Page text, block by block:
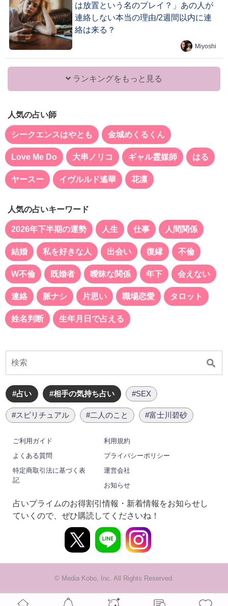
は放置という名のプレイ？」あの人が
連絡しない本当の理由/2週間以内に連
絡は来る？
Miyoshi
ランキングをもっと見る
人気の占い師
シークエンスはやとも 金城めくるくん
Love Me Do 大串ノリコ ギャル霊媒師 はる
ヤースー イヴルルド遙華 花凛
人気の占いキーワード
2026年下半期の運勢 人生 仕事 人間関係
結婚 私を好きな人 出会い 復縁 不倫
W不倫 既婚者 曖昧な関係 年下 会えない
連絡 脈ナシ 片思い 職場恋愛 タロット
姓名判断 生年月日で占える
#占い #相手の気持ち占い #SEX
#スピリチュアル #二人のこと #富士川碧砂
ご利用ガイド
利用規約
よくある質問
プライバシーポリシー
特定商取引法に基づく表
記
運営会社
お知らせ
占いプライムのお得割引情報・新着情報をお知らせし
ていくので、ぜひ購読してくださいね！
© Media Kobo, Inc. All Rights Reserved.